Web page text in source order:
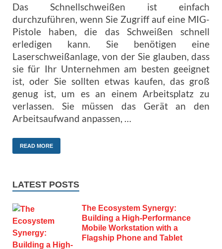
Das Schnellschweißen ist einfach
durchzuführen, wenn Sie Zugriff auf eine MIG-
Pistole haben, die das Schweißen schnell
erledigen kann. Sie benötigen eine
Laserschweißanlage, von der Sie glauben, dass
sie für Ihr Unternehmen am besten geeignet
ist, oder Sie sollten etwas kaufen, das groß
genug ist, um es an einem Arbeitsplatz zu
verlassen. Sie müssen das Gerät an den
Arbeitsaufwand anpassen, …
READ MORE
LATEST POSTS
The Ecosystem Synergy:
Building a High-Performance
Mobile Workstation with a
Flagship Phone and Tablet